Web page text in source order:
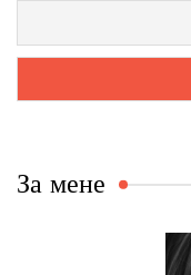
За мене